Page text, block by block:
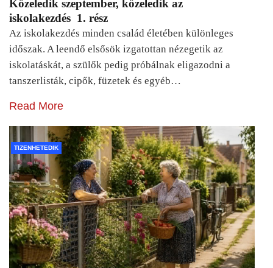
Közeledik szeptember, közeledik az
iskolakezdés 1. rész
Az iskolakezdés minden család életében különleges
időszak. A leendő elsősök izgatottan nézegetik az
iskolatáskát, a szülők pedig próbálnak eligazodni a
tanszerlisták, cipők, füzetek és egyéb…
Read More
TIZENHETEDIK